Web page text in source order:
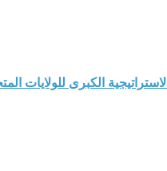
الاستراتيجية الكبرى للولايات